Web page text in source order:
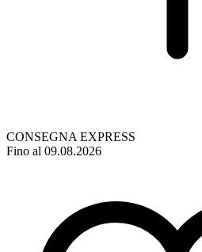
CONSEGNA EXPRESS
Fino al 09.08.2026